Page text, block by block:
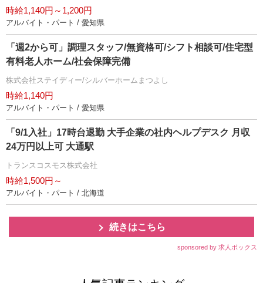
時給1,140円～1,200円
アルバイト・パート / 愛知県
「週2から可」調理スタッフ/無資格可/シフト相談可/住宅型
有料老人ホーム/社会保障完備
株式会社ステイディー/シルバーホームまつよし
時給1,140円
アルバイト・パート / 愛知県
「9/1入社」17時台退勤 大手企業の社内ヘルプデスク 月収
24万円以上可 大通駅
トランスコスモス株式会社
時給1,500円～
アルバイト・パート / 北海道
続きはこちら
sponsored by 求人ボックス